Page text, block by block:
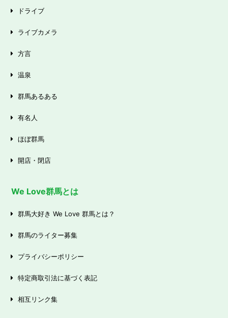
ドライブ
ライブカメラ
方言
温泉
群馬あるある
有名人
ほぼ群馬
開店・閉店
We Love群馬とは
群馬大好き We Love 群馬とは？
群馬のライター募集
プライバシーポリシー
特定商取引法に基づく表記
相互リンク集